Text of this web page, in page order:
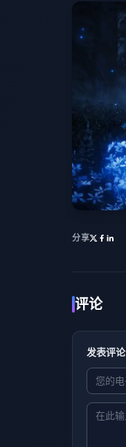
分享
评论
发表评论